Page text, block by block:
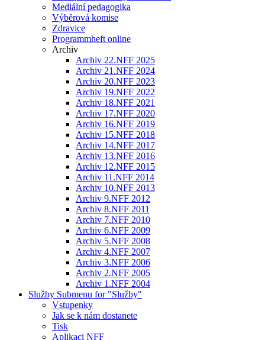
Mediální pedagogika
Výběrová komise
Zdravice
Programmheft online
Archiv
Archiv 22.NFF 2025
Archiv 21.NFF 2024
Archiv 20.NFF 2023
Archiv 19.NFF 2022
Archiv 18.NFF 2021
Archiv 17.NFF 2020
Archiv 16.NFF 2019
Archiv 15.NFF 2018
Archiv 14.NFF 2017
Archiv 13.NFF 2016
Archiv 12.NFF 2015
Archiv 11.NFF 2014
Archiv 10.NFF 2013
Archiv 9.NFF 2012
Archiv 8.NFF 2011
Archiv 7.NFF 2010
Archiv 6.NFF 2009
Archiv 5.NFF 2008
Archiv 4.NFF 2007
Archiv 3.NFF 2006
Archiv 2.NFF 2005
Archiv 1.NFF 2004
Služby Submenu for "Služby"
Vstupenky
Jak se k nám dostanete
Tisk
Aplikaci NFF